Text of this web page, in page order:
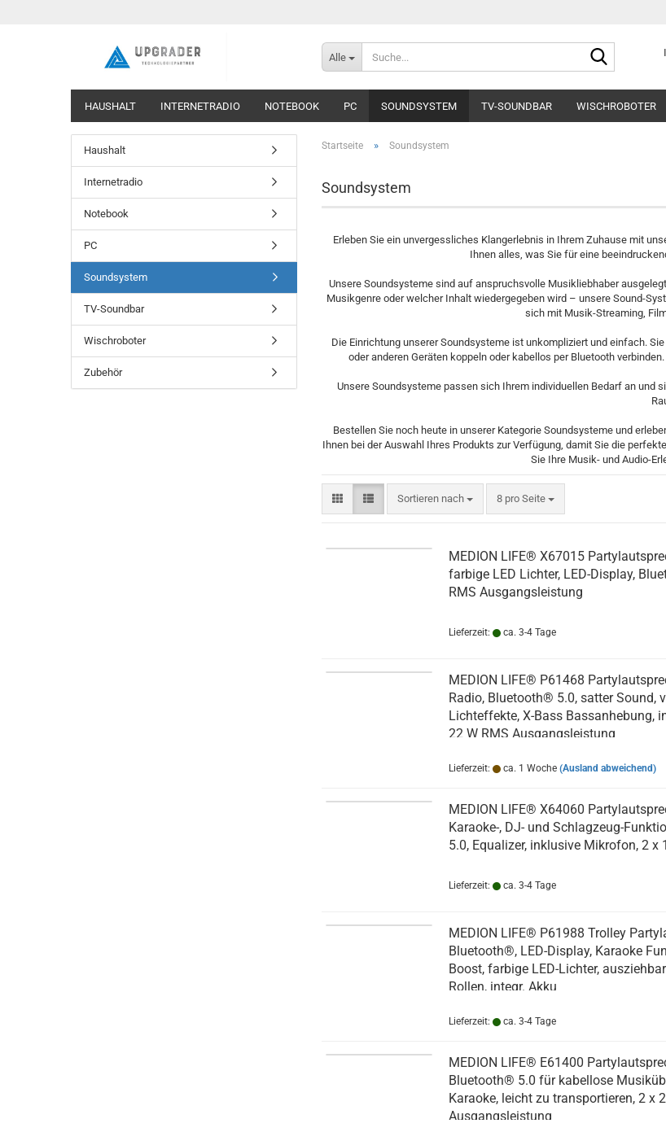
Alle
HAUSHALT INTERNETRADIO NOTEBOOK PC SOUNDSYSTEM TV-SOUNDBAR WISCHROBOTER
Startseite » Soundsystem
Soundsystem
Erleben Sie ein unvergessliches Klangerlebnis in Ihrem Zuhause mit
Ihnen alles, was Sie für eine
Unsere Soundsysteme sind auf anspruchsvolle Musikliebhaber
Musikgenre oder welcher Inhalt wiedergegeben wird – unsere Sound-
sich mit Musik-Streaming,
Die Einrichtung unserer Soundsysteme ist unkompliziert und einfach.
oder anderen Geräten koppeln oder kabellos per Bluetooth
Unsere Soundsysteme passen sich Ihrem individuellen Bedarf an
Bestellen Sie noch heute in unserer Kategorie Soundsysteme und
Ihnen bei der Auswahl Ihres Produkts zur Verfügung, damit Sie die
Sie Ihre Musik- und Audio-
Sortieren nach
Sortieren nach 8 pro Seite
pro Seite
MEDION LIFE® X67015
farbige LED Lichter, LED-Display,
RMS Ausgangsleistung
Lieferzeit: ca. 3-4 Tage
MEDION LIFE® P61468
Radio, Bluetooth® 5.0, satter Sound,
Lichteffekte, X-Bass Bassanhebung,
22 W RMS Ausgangsleistung
Lieferzeit: ca. 1 Woche (Ausland abweichend)
MEDION LIFE® X64060
Karaoke-, DJ- und Schlagzeug-
5.0, Equalizer, inklusive Mikrofon, 2 x
Lieferzeit: ca. 3-4 Tage
MEDION LIFE® P61988 Trolley
Bluetooth®, LED-Display, Karaoke
Boost, farbige LED-Lichter,
Rollen, integr. Akku
Lieferzeit: ca. 3-4 Tage
MEDION LIFE® E61400
Bluetooth® 5.0 für kabellose
Karaoke, leicht zu transportieren, 2 x
Ausgangsleistung
Haushalt
Internetradio
Notebook
PC
Soundsystem
TV-Soundbar
Wischroboter
Zubehör